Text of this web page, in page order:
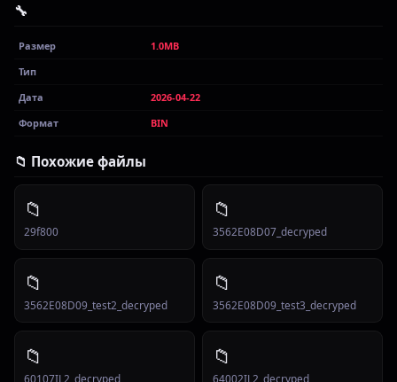
🔧
Размер
1.0MB
Тип
Дата
2026-04-22
Формат
BIN
📁 Похожие файлы
📁
29f800
📁
3562E08D07_decryped
📁
3562E08D09_test2_decryped
📁
3562E08D09_test3_decryped
📁
60107IL2_decryped
📁
64002IL2_decryped